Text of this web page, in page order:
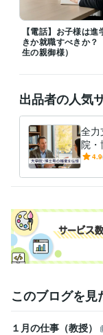
学会総会、特別講演
ィカルフロンティア
ミナー 日本心臓リ
野球連盟 春季リーグ
資格・検定
高等学校教諭免許
健康運動指導士 取
ビジネス・クリエ
Excel:25年Google
Adobe Photoshop:24
学習指導・資格・キ
ア相談
【社会人向
お悩み・愚痴の傾聴
康・美活】運動・筋
健康 キャリア 仕事
私立大学 1997年3
国公立大学 2001年
国公立大学 2003年
【電話】お子様は進
きか就職すべきか？
生の親御様）
出品者の人気
全力
院・
⭐️
⭐️
4.9
このブログを見
１月の仕事（教授）